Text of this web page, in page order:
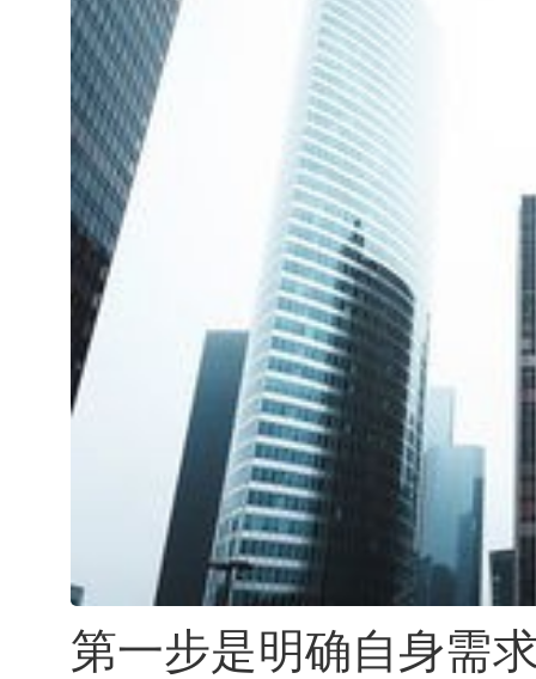
第一步是明确自身需